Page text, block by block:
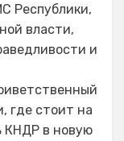
Республики,
власти,
и
где стоит на
КНДР в новую